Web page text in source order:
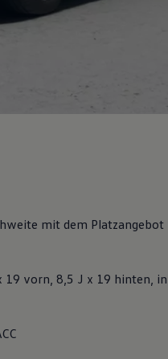
verbinden
mit dem Platzangebot
19 vorn, 8,5 J x 19 hinten, in